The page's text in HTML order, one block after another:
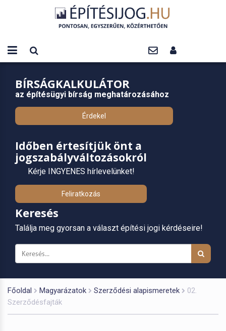
BÍRSÁGKALKULÁTOR
az építésügyi bírság meghatározásához
Érdekel
Időben értesítjük önt a
jogszabályváltozásokról
Kérje INGYENES hírlevelünket!
Feliratkozás
Keresés
Találja meg gyorsan a választ építési jogi kérdéseire!
Főoldal Magyarázatok Szerződési alapismeretek
02.
Szerződésfajták